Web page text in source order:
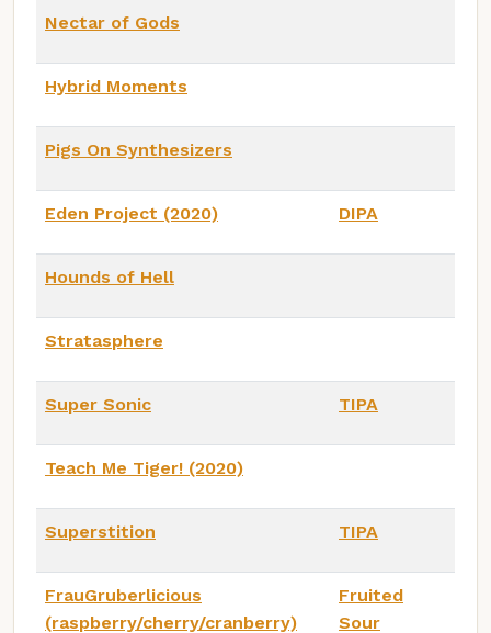
Nectar of Gods
Hybrid Moments
Pigs On Synthesizers
Eden Project (2020) DIPA
Hounds of Hell
Stratasphere
Super Sonic TIPA
Teach Me Tiger! (2020)
Superstition TIPA
FrauGruberlicious
(raspberry/cherry/cranberry)
Fruited
Sour